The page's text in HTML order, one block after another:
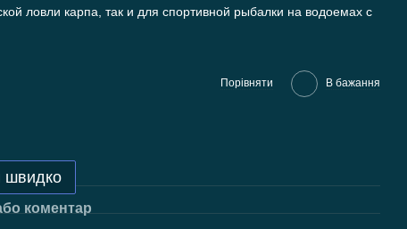
ловли карпа, так и для спортивной рыбалки на водоемах с
Порівняти В бажання
швидко
коментар